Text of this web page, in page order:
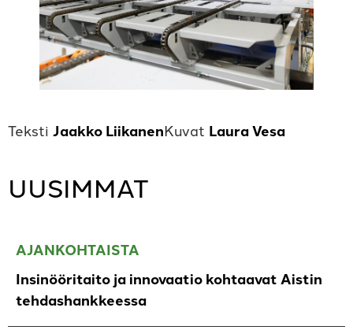
Jaakko Liikanen Laura Vesa
UUSIMMAT
AJANKOHTAISTA
Insinööritaito ja innovaatio kohtaavat Aistin
tehdashankkeessa